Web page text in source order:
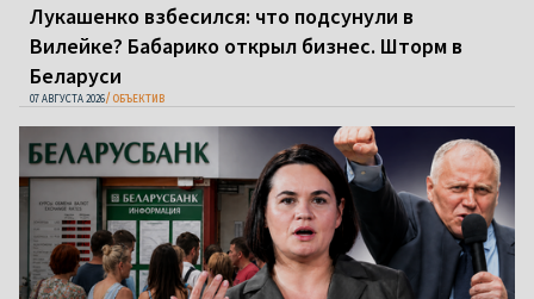
Лукашенко взбесился: что подсунули в
Вилейке? Бабарико открыл бизнес. Шторм в
Беларуси
07 АВГУСТА 2026 ОБЪЕКТИВ